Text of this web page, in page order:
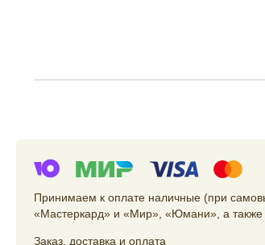
Принимаем к оплате наличные (при
«Мастеркард» и «Мир», «Юмани», а также
Заказ доставка и оплата